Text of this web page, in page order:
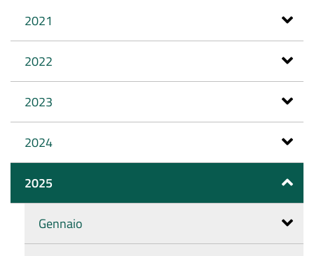
2021
2022
2023
2024
2025
Gennaio